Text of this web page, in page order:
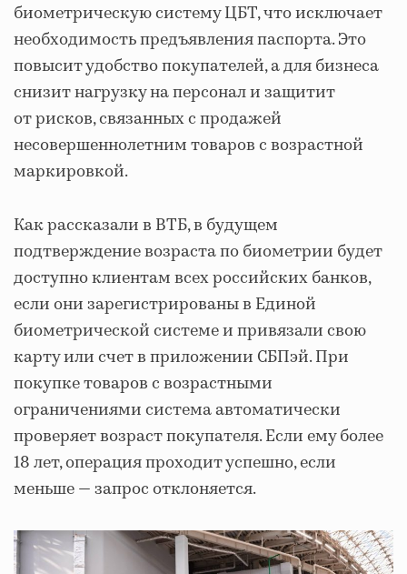
биометрическую систему ЦБТ, что исключает
необходимость предъявления паспорта. Это
повысит удобство покупателей, а для бизнеса
снизит нагрузку на персонал и защитит
от рисков, связанных с продажей
несовершеннолетним товаров с возрастной
маркировкой.
Как рассказали в ВТБ, в будущем
подтверждение возраста по биометрии будет
доступно клиентам всех российских банков,
если они зарегистрированы в Единой
биометрической системе и привязали свою
карту или счет в приложении СБПэй. При
покупке товаров с возрастными
ограничениями система автоматически
проверяет возраст покупателя. Если ему более
18 лет, операция проходит успешно, если
меньше — запрос отклоняется.